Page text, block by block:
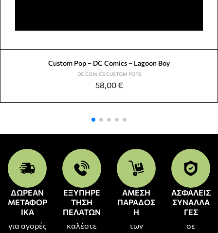
Custom Pop – DC Comics – Lagoon Boy
DC COMICS CUSTOM POPS
58,00€
ΔΩΡΕΑΝ
ΜΕΤΑΦΟΡ
ΙΚΑ
για αγορές
ΕΞΥΠΗΡΕ
ΤΗΣΗ
ΠΕΛΑΤΩΝ
καλέστε
ΑΜΕΣΗ
ΠΑΡΑΔΟΣ
Η
των
ΑΣΦΑΛΕΙΣ
ΣΥΝΑΛΛΑ
ΓΕΣ
σε